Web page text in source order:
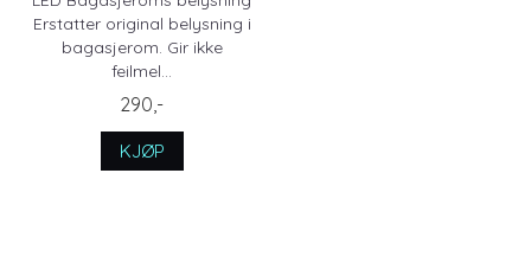
Erstatter original belysning i
bagasjerom. Gir ikke
feilmel...
290,-
KJØP